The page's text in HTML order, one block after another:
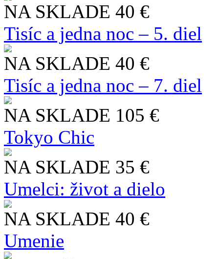
NA SKLADE 40 €
Tisíc a jedna noc – 5. diel
NA SKLADE 40 €
Tisíc a jedna noc – 7. diel
NA SKLADE 105 €
Tokyo Chic
NA SKLADE 35 €
Umelci: život a dielo
NA SKLADE 40 €
Umenie